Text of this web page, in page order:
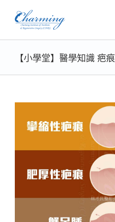
content
【小學堂】醫學知識 疤痕
Larger
Image